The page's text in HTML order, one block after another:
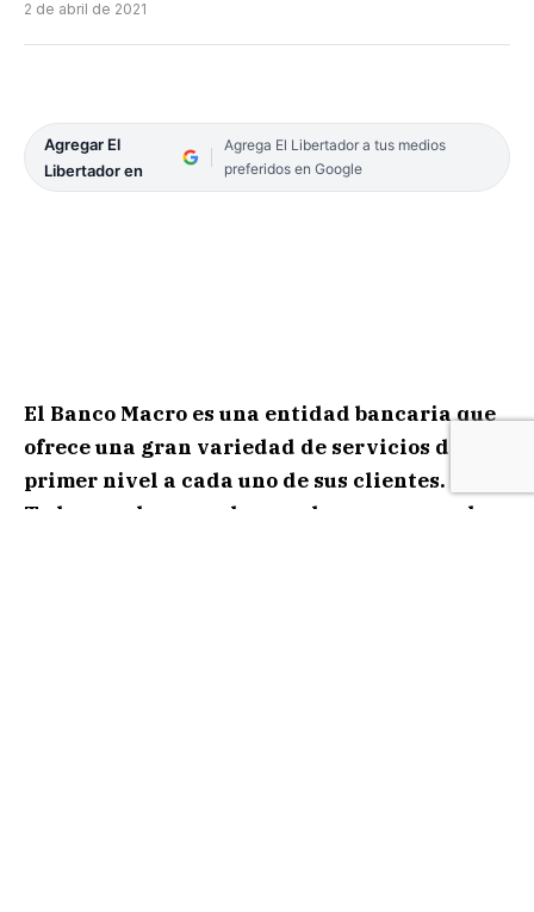
2 de abril de 2021
Agregar El
Libertador en
Agrega El Libertador a tus medios
preferidos en Google
El Banco Macro es una entidad bancaria que
ofrece una gran variedad de servicios de
primer nivel a cada uno de sus clientes.
Todos pueden acceder a su banca personal a